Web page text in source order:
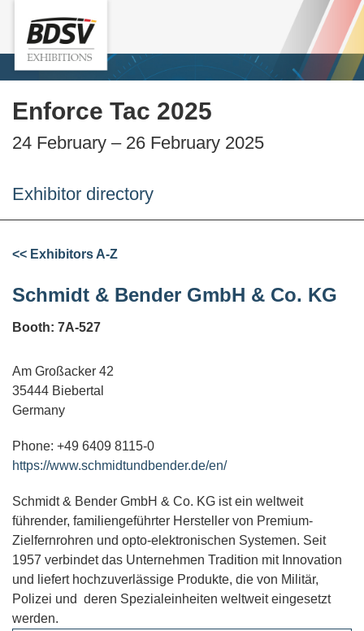
Enforce Tac 2025
24 February – 26 February 2025
Exhibitor directory
<< Exhibitors A-Z
Schmidt & Bender GmbH & Co. KG
Booth: 7A-527
Am Großacker 42
35444 Biebertal
Germany
Phone: +49 6409 8115-0
https://www.schmidtundbender.de/en/
Schmidt & Bender GmbH & Co. KG ist ein weltweit
führender, familiengeführter Hersteller von Premium-
Zielfernrohren und opto-elektronischen Systemen. Seit
1957 verbindet das Unternehmen Tradition mit Innovation
und liefert hochzuverlässige Produkte, die von Militär,
Polizei und deren Spezialeinheiten weltweit eingesetzt
werden.